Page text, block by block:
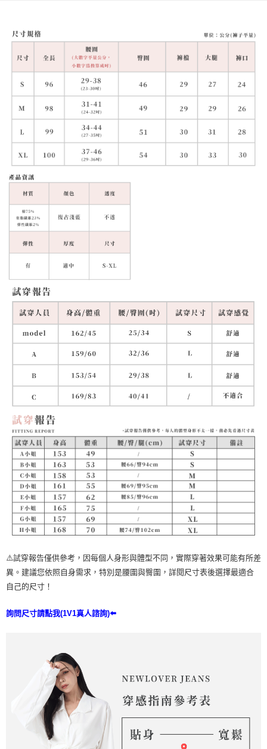
⚠️試穿報告僅供參考，因每個人身形與體型不同，實際穿著效果可能有所差
異。建議您依照自身需求，特別是腰圍與臀圍，詳閱尺寸表後選擇最適合
自己的尺寸！
詢問尺寸請點我(1V1真人諮詢)⬅️